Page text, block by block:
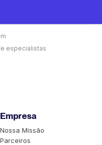
especialistas
Empresa
Nossa Missão
Parceiros